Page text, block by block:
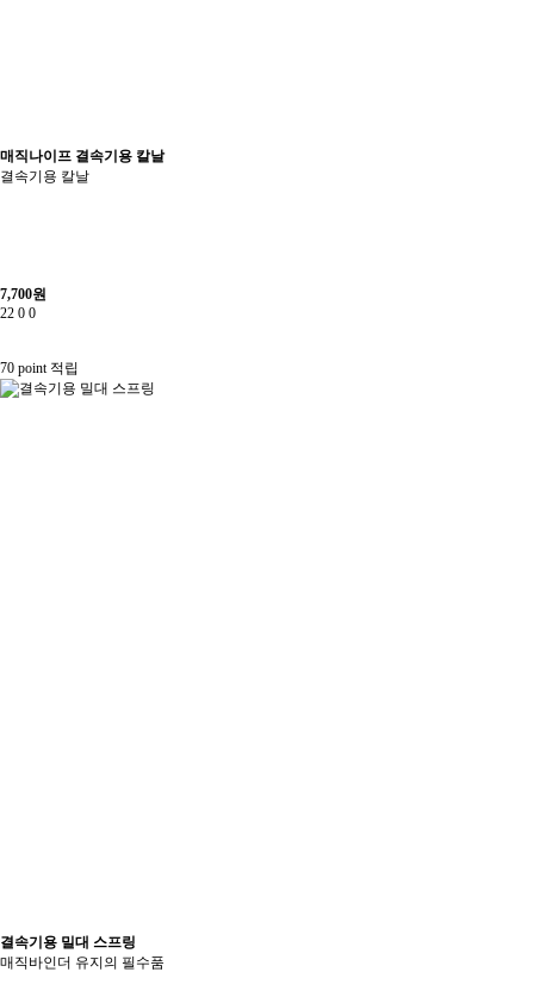
매직나이프 결속기용 칼날
결속기용 칼날
7,700원
22 0 0
70 point적립
결속기용 밀대 스프링
매직바인더 유지의 필수품